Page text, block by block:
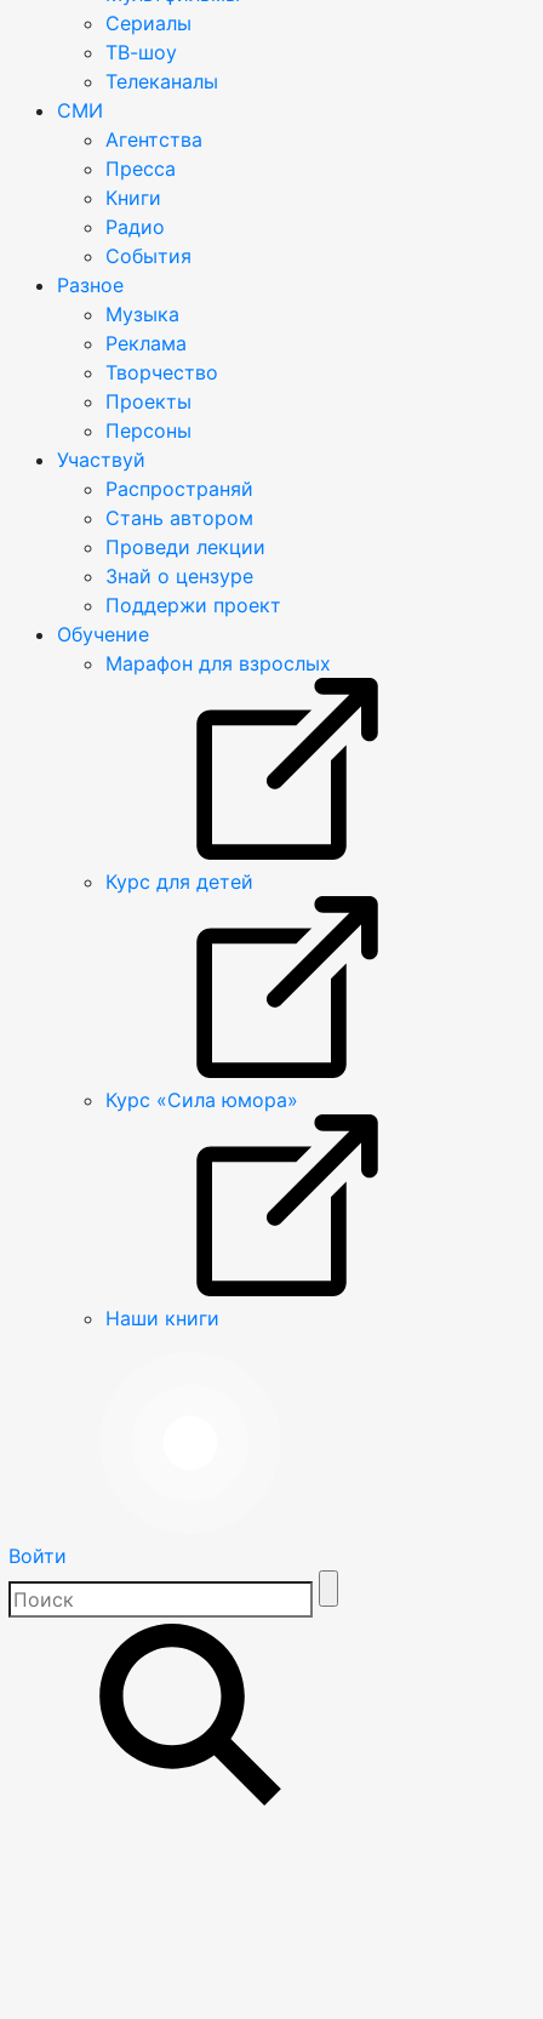
Сериалы
ТВ-шоу
Телеканалы
СМИ
Агентства
Пресса
Книги
Радио
События
Разное
Музыка
Реклама
Творчество
Проекты
Персоны
Участвуй
Распространяй
Стань автором
Проведи лекции
Знай о цензуре
Поддержи проект
Обучение
Марафон для взрослых
Курс для детей
Курс «Сила юмора»
Наши книги
Войти